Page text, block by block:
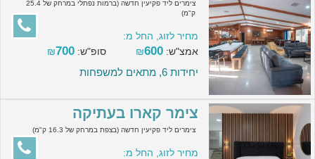
צימרים ליד פקיעין חדשה (ברמות נפתלי במרחק של 25.4
ק"מ)
מחיר לזוג, החל מ:
אמצ"ש:
₪600 סופ"ש: ₪700
יחידות 6, מתאים למשפחות
צימר קארו בעתיקה
צימרים ליד פקיעין חדשה (בצפת במרחק של 16.3 ק"מ)
מחיר לזוג, החל מ: